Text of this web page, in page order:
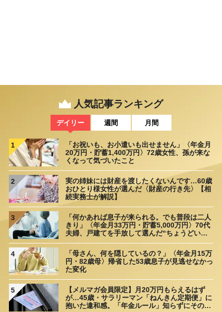
人気記事ランキング
デイリー 週間 月間
1
「お祝いも、お小遣いも出せません」〈年金月
20万円・貯蓄1,400万円〉72歳女性、孫が来な
くなって気づいたこと
2
実の姉妹には財産を渡したくないんです…60歳
おひとり様女性が選んだ〈財産の行き先〉【相
続実務士が解説】
3
「何かあれば息子が来られる。でも普段は二人
きり」〈年金月33万円・貯蓄5,000万円〉70代
夫婦、戸建てを手放して選んだ“ちょうどいい
4
「母さん、何を隠しているの？」〈年金月15万
円・82歳母〉帰省した53歳息子が見逃せなかっ
た変化
5
【メルマガ会員限定】月20万円もらえるはず
が…45歳・サラリーマン「ねんきん定期便」に
抱いた違和感。「年金ルール」知らずにそのま